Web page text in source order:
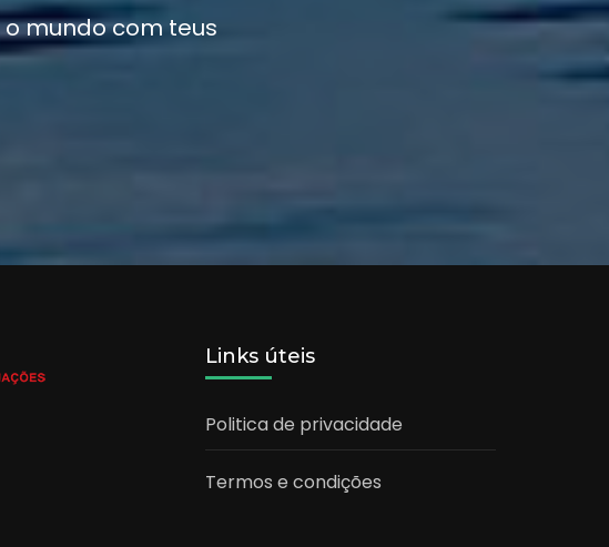
mundo com teus
Links úteis
Politica de privacidade
Termos e condições